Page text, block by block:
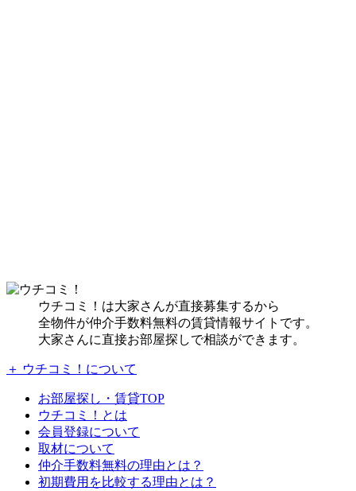
ウチコミ！は大家さんが直接募集するから
全物件が仲介手数料無料の賃貸情報サイトです。
大家さんに直接お部屋探しで相談ができます。
＋ ウチコミ！について
お部屋探し・賃貸TOP
ウチコミ！とは
会員登録について
取材について
仲介手数料無料の理由とは？
初期費用を比較する理由とは？